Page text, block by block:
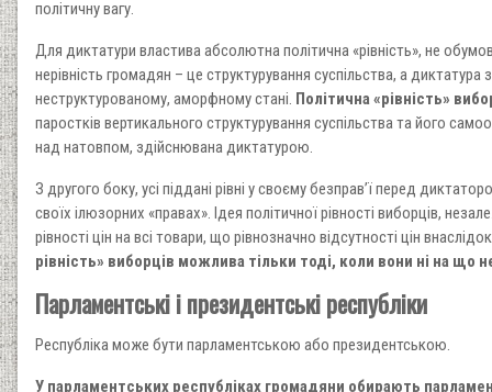
політичну вагу.
Для диктатури властива абсолютна політична «рівність», не
нерівність громадян – це структурування суспільства, а
неструктурованому, аморфному стані. Політична «рівність»
паростків вертикального структурування суспільства та його
над натовпом, здійснювана диктатурою.
З другого боку, усі піддані рівні у своєму безправ’ї перед
своїх ілюзорних «правах». Ідея політичної рівності виборців,
рівності цін на всі товари, що рівнозначно відсутності цін
рівність» виборців можлива тільки тоді, коли вони ні на що
Парламентські і президентські республіки
Республіка може бути парламентською або президентською.
У парламентських республіках громадяни обирають